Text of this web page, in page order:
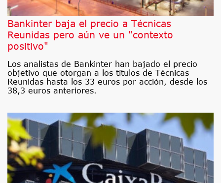
Bankinter baja el precio a Técnicas
Reunidas pero aún ve un "contexto
positivo"
Los analistas de Bankinter han bajado el precio
objetivo que otorgan a los títulos de Técnicas
Reunidas hasta los 33 euros por acción, desde los
38,3 euros anteriores.